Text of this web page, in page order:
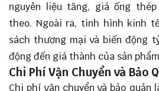
nguyên liệu tăng, giá ống
theo. Ngoài ra, tình hình kinh
sách thương mại và biến động
động đến giá thành của sản
Chi Phí Vận Chuyển và Bảo
Chi phí vận chuyển và bảo quản